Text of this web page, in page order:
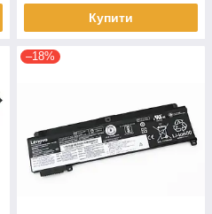
Купити
–18%